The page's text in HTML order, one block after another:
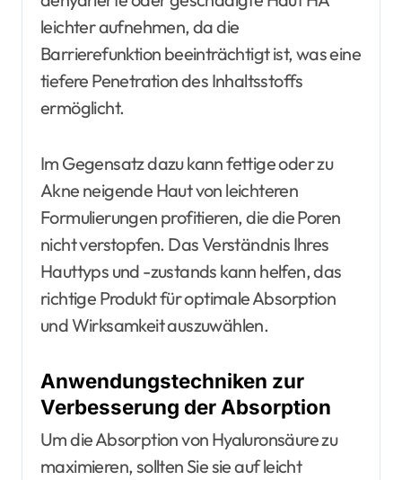
leichter aufnehmen, da die
Barrierefunktion beeinträchtigt ist, was eine
tiefere Penetration des Inhaltsstoffs
ermöglicht.
Im Gegensatz dazu kann fettige oder zu
Akne neigende Haut von leichteren
Formulierungen profitieren, die die Poren
nicht verstopfen. Das Verständnis Ihres
Hauttyps und -zustands kann helfen, das
richtige Produkt für optimale Absorption
und Wirksamkeit auszuwählen.
Anwendungstechniken zur
Verbesserung der Absorption
Um die Absorption von Hyaluronsäure zu
maximieren, sollten Sie sie auf leicht